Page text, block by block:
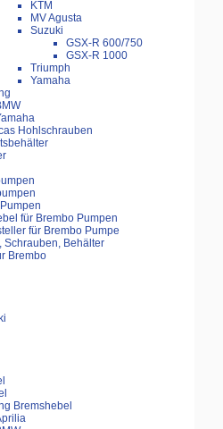
KTM
MV Agusta
Suzuki
GSX-R 600/750
GSX-R 1000
Triumph
Yamaha
Hohlschrauben
für Brembo Pumpen
für Brembo Pumpe
Schrauben, Behälter
Brembo
Bremshebel